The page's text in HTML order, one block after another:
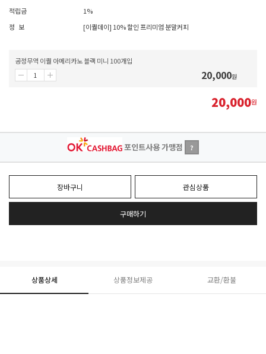
적립금
1%
정 보
[이퀄데이] 10% 할인 프리미엄 분말커피
공정무역 이퀄 아메리카노 블랙 미니 100개입
20,000원
20,000원
포인트사용 가맹점 ?
장바구니 관심상품
구매하기
상품상세 상품정보제공 교환/환불